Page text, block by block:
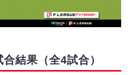
居浜
結果（全4試合）